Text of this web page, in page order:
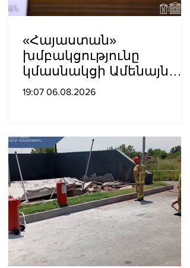
«Հայաստան»
խմբակցությունը
կմասնակցի Ամենայն
Հայոց Կաթողիկոսի
19:07 06.08.2026